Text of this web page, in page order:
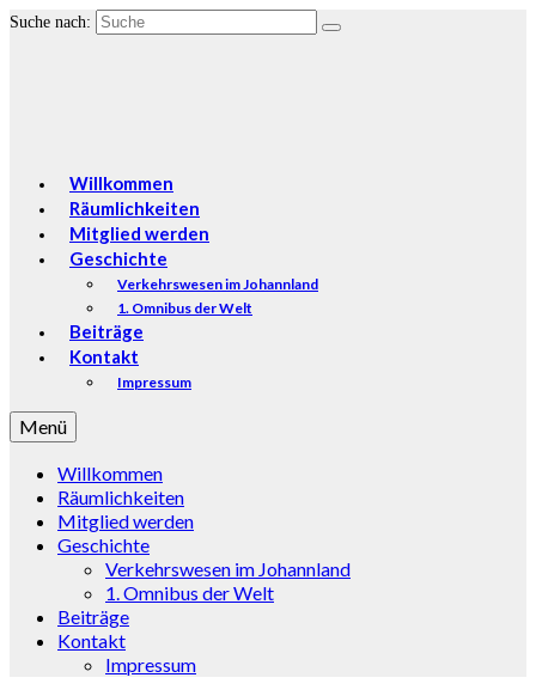
Suche nach:
Willkommen
Räumlichkeiten
Mitglied werden
Geschichte
Verkehrswesen im Johannland
1. Omnibus der Welt
Beiträge
Kontakt
Impressum
Menü
Willkommen
Räumlichkeiten
Mitglied werden
Geschichte
Verkehrswesen im Johannland
1. Omnibus der Welt
Beiträge
Kontakt
Impressum